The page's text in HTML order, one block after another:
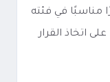
مناسبًا في فئته
اتخاذ القرار